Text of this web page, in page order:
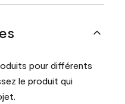
pour différents
le produit qui